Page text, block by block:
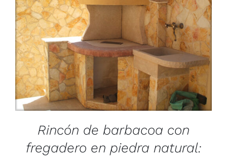
DETAILS
Rincón de barbacoa con
fregadero en piedra natural: